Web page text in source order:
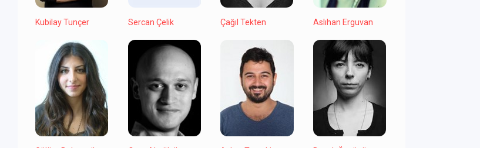
Kubilay Tunçer Sercan Çelik Çağıl Tekten Aslıhan Erguvan